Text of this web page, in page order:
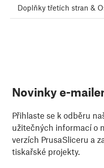
Doplňky třetích stran &
Novinky e-
Přihlaste se k odběru
užitečných informací o
verzích PrusaSliceru a
tiskařské projekty.